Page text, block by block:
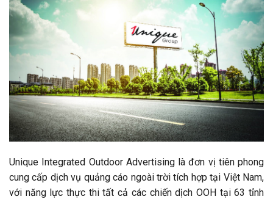
Unique Integrated Outdoor Advertising là đơn vị tiên phong
cung cấp dịch vụ quảng cáo ngoài trời tích hợp tại Việt Nam,
với năng lực thực thi tất cả các chiến dịch OOH tại 63 tỉnh